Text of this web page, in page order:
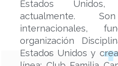
Estados
actualmente.
internacionales,
organización
Estados Unidos y